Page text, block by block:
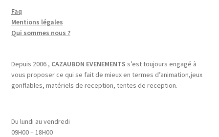
Faq
Mentions légales
Qui sommes nous ?
Depuis 2006 , CAZAUBON EVENEMENTS s’est toujours engagé à
vous proposer ce qui se fait de mieux en termes d’animation,jeux
gonflables, matériels de reception, tentes de reception.
Du lundi au vendredi
09H00 – 18H00